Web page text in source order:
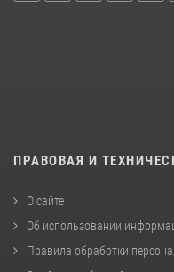
ПРАВОВАЯ И
О сайте
Об использовании
Правила обработки